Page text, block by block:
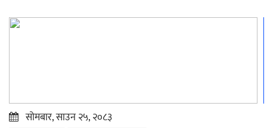
सोमबार, साउन २५, २०८३